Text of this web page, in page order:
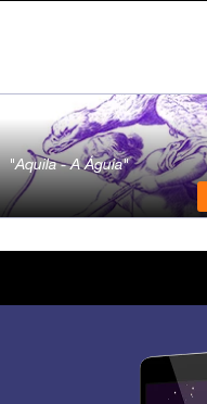
Aquila - A Águia